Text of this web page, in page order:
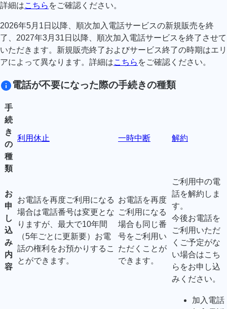
詳細はこちら をご確認ください。
2026年5月1日以降、順次加入電話サービスの新規販売を終
了、2027年3月31日以降、順次加入電話サービスを終了させて
いただきます。新規販売終了およびサービス終了の時期はエリ
アによって異なります。詳細はこちら をご確認ください。
電話が不要になった際の手続きの種類
手
続
き
の
種
類
利用休止 一時中断 解約
お
申
し
込
み
内
容
お電話を再度ご利用になる
場合は電話番号は変更とな
りますが、最大で10年間
（5年ごとに更新要）お電
話の権利をお預かりするこ
とができます。
お電話を再度
ご利用になる
場合も同じ番
号をご利用い
ただくことが
できます。
ご利用中の電
話を解約しま
す。
今後お電話を
ご利用いただ
くご予定がな
い場合はこち
らをお申し込
みください。
加入電話